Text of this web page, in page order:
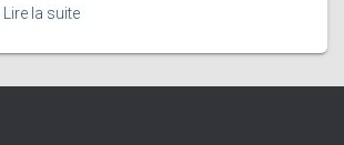
Lire la suite